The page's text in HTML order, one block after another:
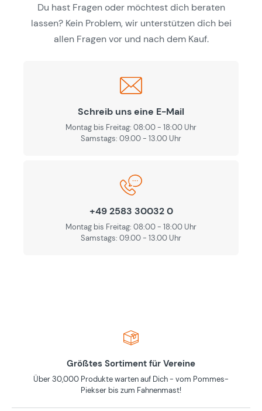
Du hast Fragen oder möchtest dich beraten
lassen? Kein Problem, wir unterstützen dich bei
allen Fragen vor und nach dem Kauf.
Schreib uns eine E-Mail
Montag bis Freitag: 08:00 - 18:00 Uhr
Samstags: 09.00 - 13.00 Uhr
+49 2583 30032 0
Montag bis Freitag: 08:00 - 18:00 Uhr
Samstags: 09.00 - 13.00 Uhr
Größtes Sortiment für Vereine
Über 30,000 Produkte warten auf Dich - vom Pommes-
Piekser bis zum Fahnenmast!